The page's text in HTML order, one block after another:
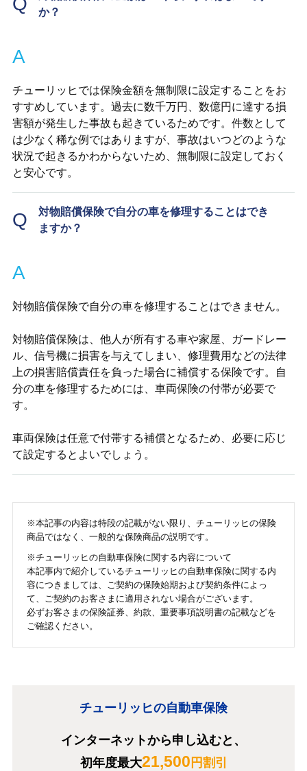
か？
A
チューリッヒでは保険金額を無制限に設定することをお
すすめしています。過去に数千万円、数億円に達する損
害額が発生した事故も起きているためです。件数として
は少なく稀な例ではありますが、事故はいつどのような
状況で起きるかわからないため、無制限に設定しておく
と安心です。
Q
対物賠償保険で自分の車を修理することはでき
ますか？
A
対物賠償保険で自分の車を修理することはできません。
対物賠償保険は、他人が所有する車や家屋、ガードレー
ル、信号機に損害を与えてしまい、修理費用などの法律
上の損害賠償責任を負った場合に補償する保険です。自
分の車を修理するためには、車両保険の付帯が必要で
す。
車両保険は任意で付帯する補償となるため、必要に応じ
て設定するとよいでしょう。
※本記事の内容は特段の記載がない限り、チューリッヒの保険
商品ではなく、一般的な保険商品の説明です。
※チューリッヒの自動車保険に関する内容について
本記事内で紹介しているチューリッヒの自動車保険に関する内
容につきましては、ご契約の保険始期および契約条件によっ
て、ご契約のお客さまに適用されない場合がございます。
必ずお客さまの保険証券、約款、重要事項説明書の記載などを
ご確認ください。
チューリッヒの自動車保険
インターネットから申し込むと、
初年度最大21,500 円割引